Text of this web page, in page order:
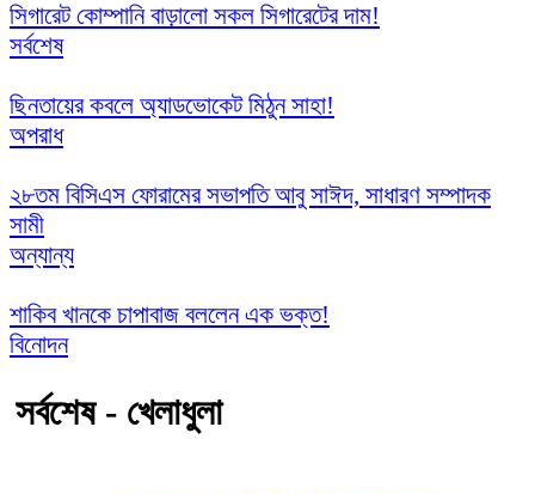
সিগারেট কোম্পানি বাড়ালো সকল সিগারেটের দাম!
সর্বশেষ
ছিনতায়ের কবলে অ্যাডভোকেট মিঠুন সাহা!
অপরাধ
২৮তম বিসিএস ফোরামের সভাপতি আবু সাঈদ, সাধারণ সম্পাদক
সামী
অন্যান্য
শাকিব খানকে চাপাবাজ বললেন এক ভক্ত!
বিনোদন
সর্বশেষ - খেলাধুলা